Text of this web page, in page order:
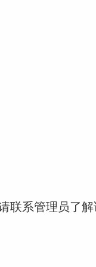
联系管理员了